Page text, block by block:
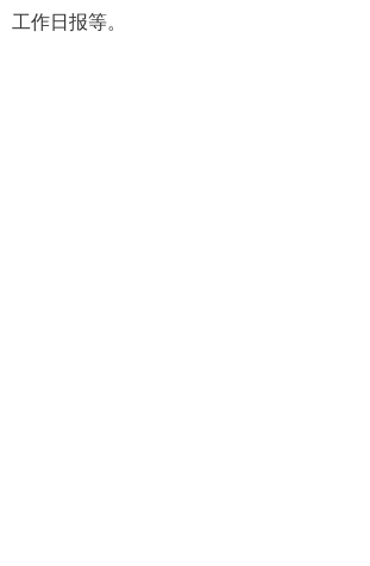
作日报等。